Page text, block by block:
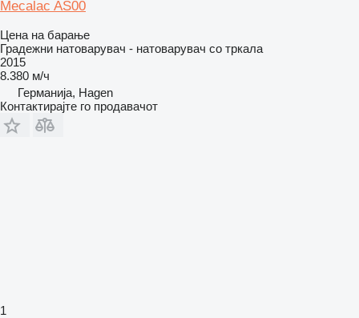
Mecalac AS00
Цена на барање
Градежни натоварувач - натоварувач со тркала
2015
8.380 м/ч
Германија, Hagen
Контактирајте го продавачот
1